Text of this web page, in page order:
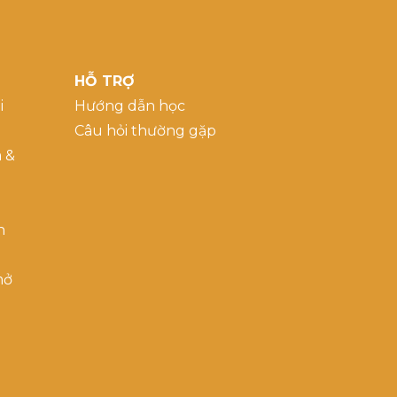
&
HỖ TRỢ
Hướng dẫn học
Câu hỏi thường gặp